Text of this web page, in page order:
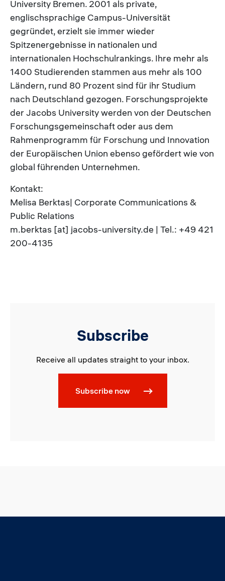
University Bremen. 2001 als private,
englischsprachige Campus-Universität
gegründet, erzielt sie immer wieder
Spitzenergebnisse in nationalen und
internationalen Hochschulrankings. Ihre mehr als
1400 Studierenden stammen aus mehr als 100
Ländern, rund 80 Prozent sind für ihr Studium
nach Deutschland gezogen. Forschungsprojekte
der Jacobs University werden von der Deutschen
Forschungsgemeinschaft oder aus dem
Rahmenprogramm für Forschung und Innovation
der Europäischen Union ebenso gefördert wie von
global führenden Unternehmen.
Kontakt:
Melisa Berktas| Corporate Communications &
Public Relations
m.berktas [at] jacobs-university.de | Tel.: +49 421
200-4135
Subscribe
Receive all updates straight to your inbox.
Subscribe now